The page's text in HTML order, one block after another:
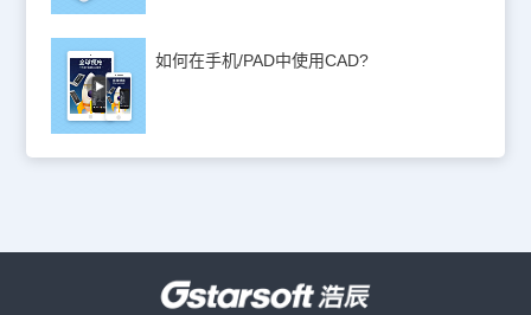
如何在手机/PAD中使用CAD?